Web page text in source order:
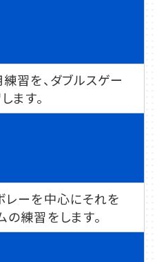
習を、ダブルスゲー
ます。
レーを中心にそれを
練習をします。